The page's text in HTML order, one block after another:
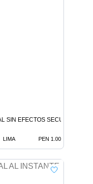
SIN EFECTOS SECUNDARIOS
LIMA PEN 1.00